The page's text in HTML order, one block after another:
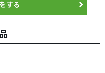
に美顔。ソール幅もワイ
見た目からは全く感じさ
良く効くハイテクウェッ
する